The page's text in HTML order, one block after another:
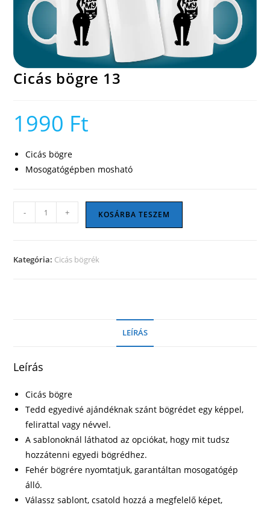
Cicás bögre 13
1990 Ft
Cicás bögre
Mosogatógépben mosható
bögre
mennyiség
- + KOSÁRBA TESZEM
Kategória: Cicás bögrék
LEÍRÁS
Leírás
Cicás bögre
Tedd egyedivé ajándéknak szánt bögrédet egy képpel,
felirattal vagy névvel.
A sablonoknál láthatod az opciókat, hogy mit tudsz
hozzátenni egyedi bögrédhez.
Fehér bögrére nyomtatjuk, garantáltan mosogatógép
álló.
Válassz sablont, csatold hozzá a megfelelő képet,